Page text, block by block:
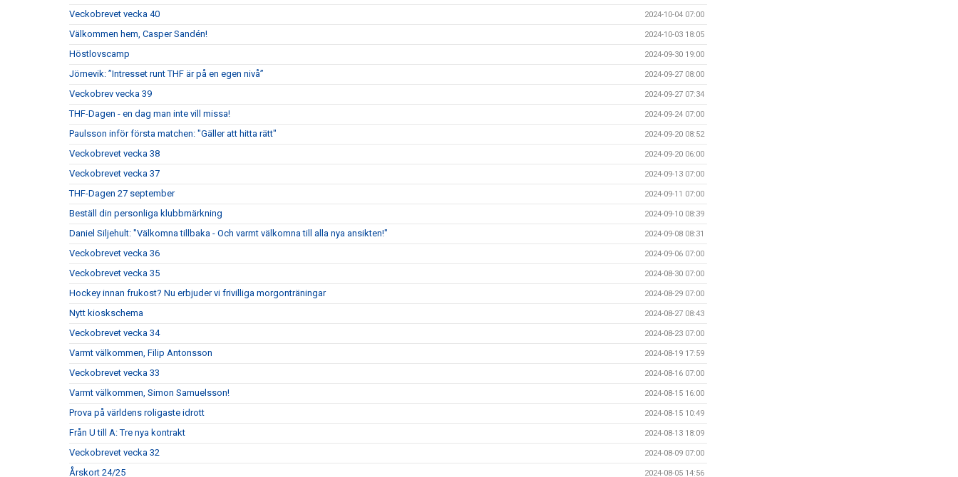
Veckobrevet vecka 40 2024-10-04 07:00
Välkommen hem, Casper Sandén! 2024-10-03 18:05
Höstlovscamp 2024-09-30 19:00
Jörnevik: ”Intresset runt THF är på en egen nivå” 2024-09-27 08:00
Veckobrev vecka 39 2024-09-27 07:34
THF-Dagen - en dag man inte vill missa! 2024-09-24 07:00
Paulsson inför första matchen: "Gäller att hitta rätt" 2024-09-20 08:52
Veckobrevet vecka 38 2024-09-20 06:00
Veckobrevet vecka 37 2024-09-13 07:00
THF-Dagen 27 september 2024-09-11 07:00
Beställ din personliga klubbmärkning 2024-09-10 08:39
Daniel Siljehult: "Välkomna tillbaka - Och varmt välkomna till alla nya ansikten!" 2024-09-08 08:31
Veckobrevet vecka 36 2024-09-06 07:00
Veckobrevet vecka 35 2024-08-30 07:00
Hockey innan frukost? Nu erbjuder vi frivilliga morgonträningar 2024-08-29 07:00
Nytt kioskschema 2024-08-27 08:43
Veckobrevet vecka 34 2024-08-23 07:00
Varmt välkommen, Filip Antonsson 2024-08-19 17:59
Veckobrevet vecka 33 2024-08-16 07:00
Varmt välkommen, Simon Samuelsson! 2024-08-15 16:00
Prova på världens roligaste idrott 2024-08-15 10:49
Från U till A: Tre nya kontrakt 2024-08-13 18:09
Veckobrevet vecka 32 2024-08-09 07:00
Årskort 24/25 2024-08-05 14:56